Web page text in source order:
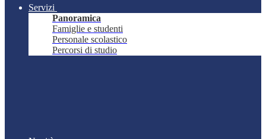
Servizi
Panoramica
Famiglie e studenti
Personale scolastico
Percorsi di studio